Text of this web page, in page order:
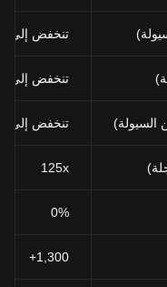
في الأعمال المشتقة
أو التداول الحكيم.
تنخفض إلى 0.03% (0.024% باستخدام BGB)
تنخفض إلى 0%
السيولة) تنخفض إلى 0.02%
125x
0%
1,300+